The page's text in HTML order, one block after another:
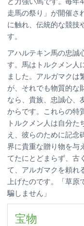
走馬の祭り」が開催さ
に触れ、伝統的な競技
す。
アハルテキン馬の忠誠
す。馬はトルクメン人
ました。アルガマクは
が、それでも物質的な
なら、貴族、忠誠心、
からです。これらの特
トルクメン人は自分
え、彼らのために記念
界に貴重な贈り物を与
てたにとどまらず、古
て、アルガマクを頼れ
上げたのです。「草原
騙しません」
宝物